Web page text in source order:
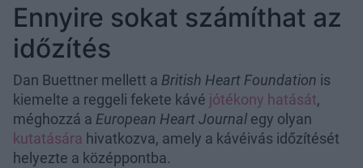
Ennyire sokat számíthat az
időzítés
Dan Buettner mellett a British Heart Foundation is
kiemelte a reggeli fekete kávé jótékony hatását,
méghozzá a European Heart Journal egy olyan
kutatására hivatkozva, amely a kávéivás időzítését
helyezte a középpontba.